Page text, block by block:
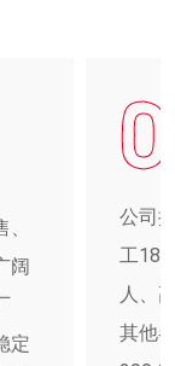
阔
定
公司
工
人、
其他